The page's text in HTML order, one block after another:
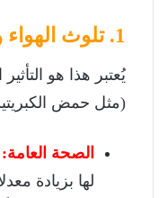
1. تلوث الهواء وتكوين الجسيمات الدقيقة
يُعتبر هذا هو
(مثل حمض
الصحة العامة:
لها بزيادة